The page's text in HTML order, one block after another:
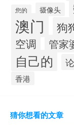
您的 摄像头
澳门 狗
空调 管家
自己的
香港
猜你想看的文章